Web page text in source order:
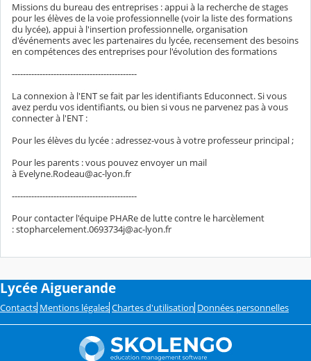
Missions du bureau des entreprises : appui à la recherche de stages
pour les élèves de la voie professionnelle (voir la liste des formations
du lycée), appui à l'insertion professionnelle, organisation
d'événements avec les partenaires du lycée, recensement des besoins
en compétences des entreprises pour l'évolution des formations
---------------------------------------------
La connexion à l'ENT se fait par les identifiants Educonnect. Si vous
avez perdu vos identifiants, ou bien si vous ne parvenez pas à vous
connecter à l'ENT :
Pour les élèves du lycée : adressez-vous à votre professeur principal ;
Pour les parents : vous pouvez envoyer un mail
à Evelyne.Rodeau@ac-lyon.fr
---------------------------------------------
Pour contacter l'équipe PHARe de lutte contre le harcèlement
: stopharcelement.0693734j@ac-lyon.fr
Lycée Aiguerande
Contacts Mentions légales Chartes d'utilisation Données personnelles